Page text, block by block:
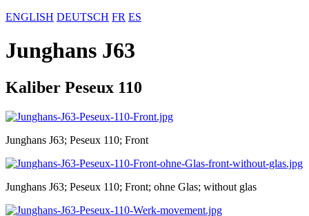
ENGLISH DEUTSCH FR ES
Junghans J63
Kaliber Peseux 110
Junghans J63; Peseux 110; Front
Junghans J63; Peseux 110; Front; ohne Glas; without glas